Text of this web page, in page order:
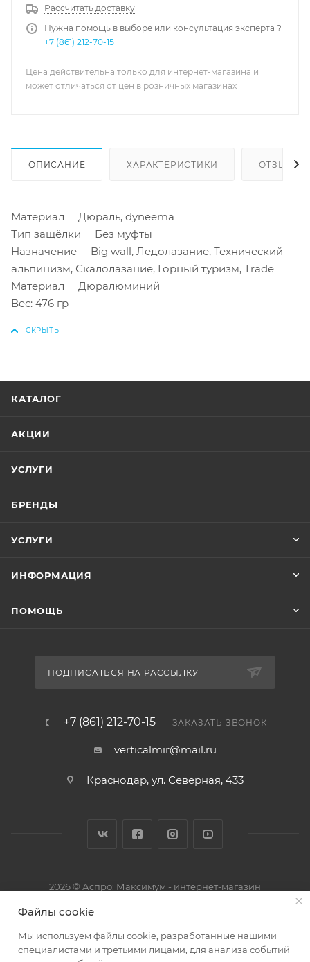
Рассчитать доставку
Нужна помощь в выборе или консультация эксперта ?
+7 (861) 212-70-15
Цена действительна только для интернет-магазина и
может отличаться от цен в розничных магазинах
ОПИСАНИЕ ХАРАКТЕРИСТИКИ ОТЗЫВЫ
Материал Дюраль, dyneema
Тип защёлки Без муфты
Назначение Big wall, Ледолазание, Технический
альпинизм, Скалолазание, Горный туризм, Trade
Материал Дюралюминий
Вес: 476 гр
КАТАЛОГ
АКЦИИ
УСЛУГИ
БРЕНДЫ
УСЛУГИ
ИНФОРМАЦИЯ
ПОМОЩЬ
ПОДПИСАТЬСЯ НА РАССЫЛКУ
+7 (861) 212-70-15 ЗАКАЗАТЬ ЗВОНОК
verticalmir@mail.ru
Краснодар, ул. Северная, 433
2026 © Аспро: Максимум - интернет-магазин
Файлы cookie
Мы используем файлы cookie, разработанные нашими
специалистами и третьими лицами, для анализа событий